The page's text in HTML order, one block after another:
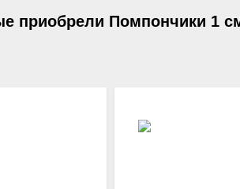
приобрели Помпончики 1